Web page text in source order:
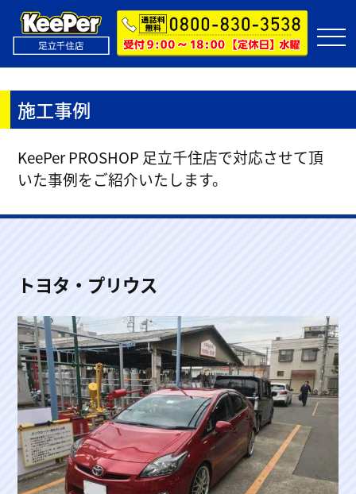
施工事例
KeePer PROSHOP 足立千住店で対応させて頂
いた事例をご紹介いたします。
トヨタ・プリウス